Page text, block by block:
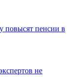
повысят пенсии в
не